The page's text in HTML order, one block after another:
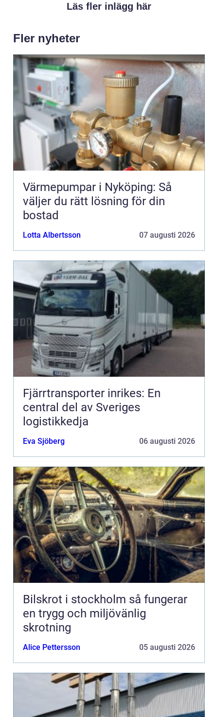
Läs fler inlägg här
Fler nyheter
Värmepumpar i Nyköping: Så
väljer du rätt lösning för din
bostad
Lotta Albertsson 07 augusti 2026
Fjärrtransporter inrikes: En
central del av Sveriges
logistikkedja
Eva Sjöberg 06 augusti 2026
Bilskrot i stockholm så fungerar
en trygg och miljövänlig
skrotning
Alice Pettersson 05 augusti 2026